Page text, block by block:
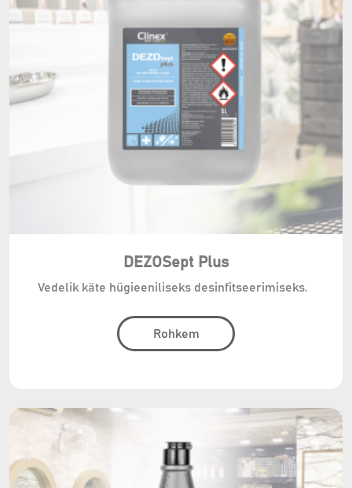
DEZOSept Plus
Vedelik käte hügieeniliseks desinfitseerimiseks.
Rohkem